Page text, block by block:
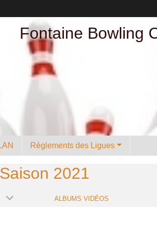
Fontaine Bowling
Règlements des Ligues
Saison 2021
ALBUMS VIDÉOS